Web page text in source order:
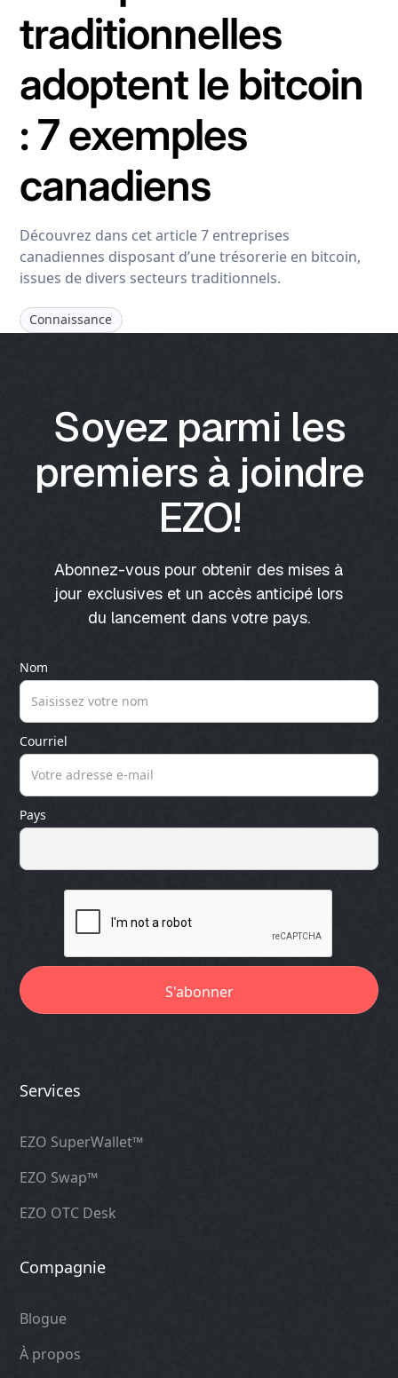
traditionnelles
adoptent le bitcoin
: 7 exemples
canadiens
Découvrez dans cet article 7 entreprises
canadiennes disposant d’une trésorerie en bitcoin,
issues de divers secteurs traditionnels.
Connaissance
Soyez parmi les
premiers à joindre
EZO!
Abonnez-vous pour obtenir des mises à
jour exclusives et un accès anticipé lors
du lancement dans votre pays.
Nom
Courriel
Pays
Services
EZO SuperWallet™
EZO Swap™
EZO OTC Desk
Compagnie
Blogue
À propos